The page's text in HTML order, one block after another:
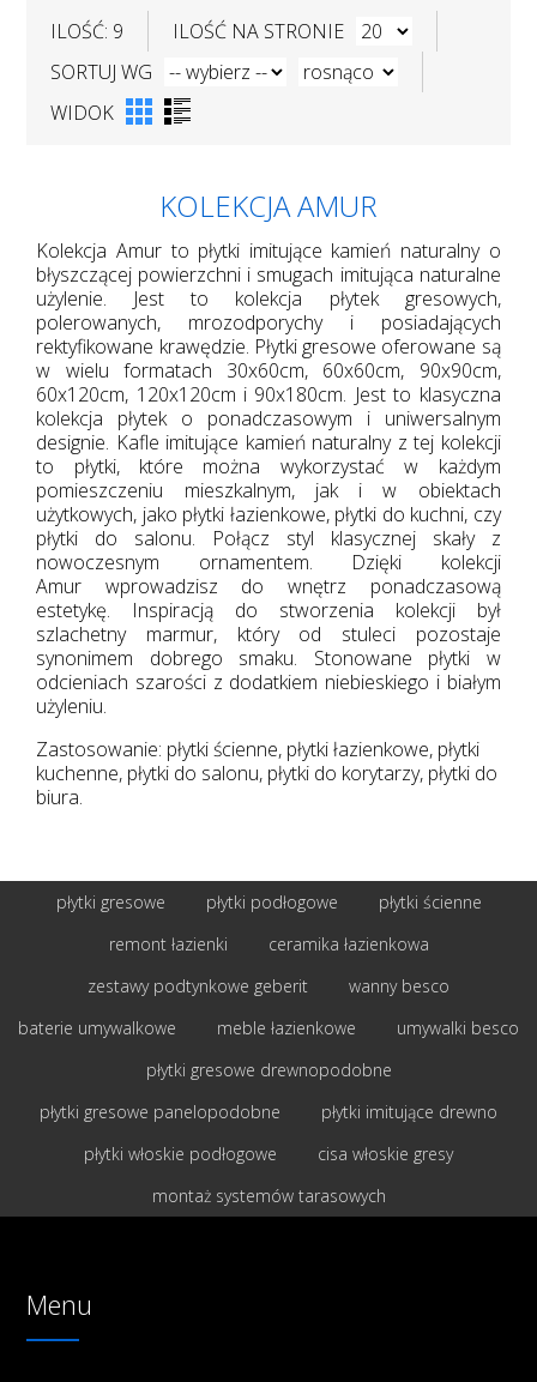
ILOŚĆ: 9
ILOŚĆ NA STRONIE
SORTUJ WG
WIDOK
KOLEKCJA AMUR
Kolekcja Amur to płytki imitujące kamień naturalny o
błyszczącej powierzchni i smugach imitująca naturalne
użylenie. Jest to kolekcja płytek gresowych,
polerowanych, mrozodporychy i posiadających
rektyfikowane krawędzie. Płytki gresowe oferowane są
w wielu formatach 30x60cm, 60x60cm, 90x90cm,
60x120cm, 120x120cm i 90x180cm. Jest to klasyczna
kolekcja płytek o ponadczasowym i uniwersalnym
designie. Kafle imitujące kamień naturalny z tej kolekcji
to płytki, które można wykorzystać w każdym
pomieszczeniu mieszkalnym, jak i w obiektach
użytkowych, jako płytki łazienkowe, płytki do kuchni, czy
płytki do salonu. Połącz styl klasycznej skały z
nowoczesnym ornamentem. Dzięki kolekcji
Amur wprowadzisz do wnętrz ponadczasową
estetykę. Inspiracją do stworzenia kolekcji był
szlachetny marmur, który od stuleci pozostaje
synonimem dobrego smaku. Stonowane płytki w
odcieniach szarości z dodatkiem niebieskiego i białym
użyleniu.
Zastosowanie: płytki ścienne, płytki łazienkowe, płytki
kuchenne, płytki do salonu, płytki do korytarzy, płytki do
biura.
płytki gresowe płytki podłogowe
płytki ścienne
remont łazienki
ceramika łazienkowa
zestawy podtynkowe geberit
wanny besco
baterie umywalkowe
meble łazienkowe
umywalki besco
płytki gresowe drewnopodobne
płytki gresowe panelopodobne
płytki imitujące drewno
płytki włoskie podłogowe
cisa włoskie gresy
montaż systemów tarasowych
Menu